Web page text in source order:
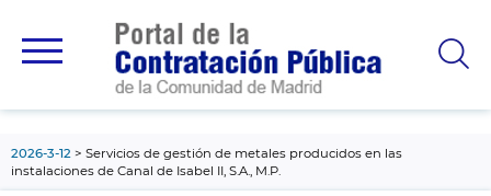
principal
2026-3-12
Servicios de gestión de metales producidos en las
instalaciones de Canal de Isabel II, S.A., M.P.